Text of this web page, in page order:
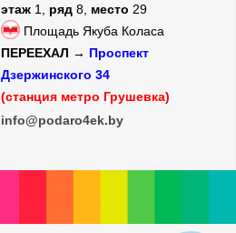
этаж 1, ряд 8, место 29
Площадь Якуба Коласа
ПЕРЕЕХАЛ → Проспект
Дзержинского 34
(станция метро Грушевка)
info@podaro4ek.by